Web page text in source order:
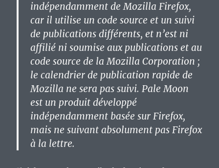
indépendamment de Mozilla Firefox,
car il utilise un code source et un suivi
de publications différents, et n’est ni
affilié ni soumise aux publications et au
code source de la Mozilla Corporation ;
le calendrier de publication rapide de
Mozilla ne sera pas suivi. Pale Moon
est un produit développé
indépendamment basée sur Firefox,
mais ne suivant absolument pas Firefox
à la lettre.